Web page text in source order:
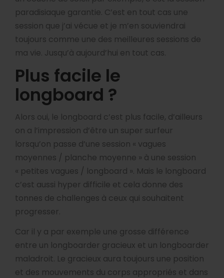
paradisiaque garantie. C’est en tout cas une
session que j’ai vécue et je m’en souviendrai
toujours comme une des meilleures sessions de
ma vie. Jusqu’à aujourd’hui en tout cas.
Plus facile le
longboard ?
Alors oui, le longboard c’est plus facile, d’ailleurs
on a l’impression d’être un super surfeur
lorsqu’on passe d’une session « vagues
moyennes / planche moyenne » à une session
« petites vagues / longboard ». Mais le longboard
c’est aussi hyper difficile et cela donne des
tonnes de challenges à ceux qui souhaitent
progresser.
Car il y a par exemple une grosse différence
entre un longboarder gracieux et un longboarder
maladroit. Le gracieux aura toujours une position
et des mouvements du corps appropriés et dans